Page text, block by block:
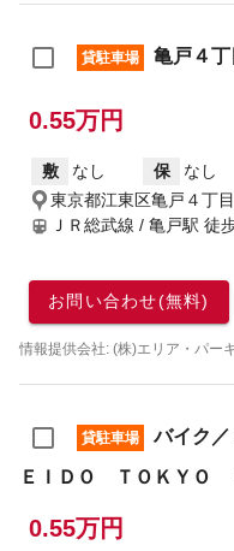
貸駐車場 亀戸４丁
0.55万円
敷 なし 保 なし
東京都江東区亀戸４丁目
ＪＲ総武線 / 亀戸駅 徒
お問い合わせ(無料)
情報提供会社: (株)エリア・パー
貸駐車場
バイク
ＥＩＤＯ ＴＯＫＹＯ
0.55万円